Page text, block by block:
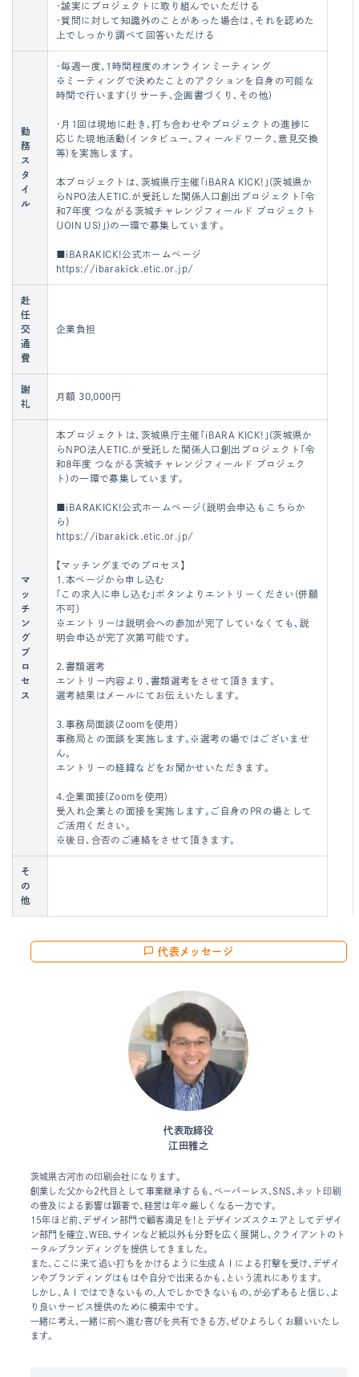
・誠実にプロジェクトに取り組んでいただける
・質問に対して知識外のことがあった場合は、それを認めた
上でしっかり調べて回答いただける
勤
務
ス
タ
イ
ル
・毎週一度、1時間程度のオンラインミーティング
※ミーティングで決めたことのアクションを自身の可能な
時間で行います(リサーチ、企画書づくり、その他)
・月1回は現地に赴き、打ち合わせやプロジェクトの進捗に
応じた現地活動(インタビュー、フィールドワーク、意見交換
等)を実施します。
本プロジェクトは、茨城県庁主催「iBARA KICK!」(茨城県か
らNPO法人ETIC.が受託した関係人口創出プロジェクト「令
和7年度 つながる茨城チャレンジフィールド プロジェクト
(JOIN US)」)の一環で募集しています。
■iBARAKICK!公式ホームページ
https://ibarakick.etic.or.jp/
赴
任
交
通
費
企業負担
謝
礼
月額 30,000円
マ
ッ
チ
ン
グ
プ
ロ
セ
ス
本プロジェクトは、茨城県庁主催「iBARA KICK!」(茨城県か
らNPO法人ETIC.が受託した関係人口創出プロジェクト「令
和8年度 つながる茨城チャレンジフィールド プロジェク
ト)の一環で募集しています。
■iBARAKICK!公式ホームページ（説明会申込もこちらか
ら）
https://ibarakick.etic.or.jp/
【マッチングまでのプロセス】
1.本ページから申し込む
「この求人に申し込む」ボタンよりエントリーください(併願
不可)
※エントリーは説明会への参加が完了していなくても、説
明会申込が完了次第可能です。
2.書類選考
エントリー内容より、書類選考をさせて頂きます。
選考結果はメールにてお伝えいたします。
3.事務局面談(Zoomを使用)
事務局との面談を実施します。※選考の場ではございませ
ん。
エントリーの経緯などをお聞かせいただきます。
4.企業面接(Zoomを使用)
受入れ企業との面接を実施します。ご自身のPRの場として
ご活用ください。
※後日、合否のご連絡をさせて頂きます。
そ
の
他
代表メッセージ
代表取締役
江田雅之
茨城県古河市の印刷会社になります。
創業した父から2代目として事業継承するも、ペーパーレス、SNS、ネット印刷
の普及による影響は顕著で、経営は年々厳しくなる一方です。
15年ほど前、デザイン部門で顧客満足を！とデザインズスクエアとしてデザイ
ン部門を確立、WEB、サインなど紙以外も分野を広く展開し、クライアントのト
ータルブランディングを提供してきました。
また、ここに来て追い打ちをかけるように生成ＡＩによる打撃を受け、デザイ
ンやブランディングはもはや自分で出来るかも、という流れにあります。
しかし、ＡＩではできないもの、人でしかできないもの、が必ずあると信じ、よ
り良いサービス提供のために模索中です。
一緒に考え、一緒に前へ進む喜びを共有できる方、ぜひよろしくお願いいたし
ます。